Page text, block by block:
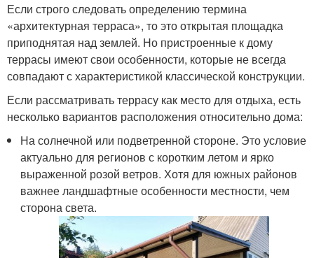
Если строго следовать определению термина
«архитектурная терраса», то это открытая площадка
приподнятая над землей. Но пристроенные к дому
террасы имеют свои особенности, которые не всегда
совпадают с характеристикой классической конструкции.
Если рассматривать террасу как место для отдыха, есть
несколько вариантов расположения относительно дома:
На солнечной или подветренной стороне. Это условие
актуально для регионов с коротким летом и ярко
выраженной розой ветров. Хотя для южных районов
важнее ландшафтные особенности местности, чем
сторона света.